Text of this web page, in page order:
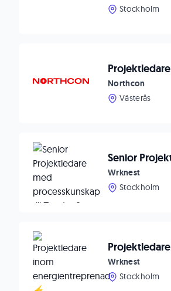
Stockholm
Projektledare
Northcon
Västerås
Wrknest
Stockholm
Wrknest
Stockholm